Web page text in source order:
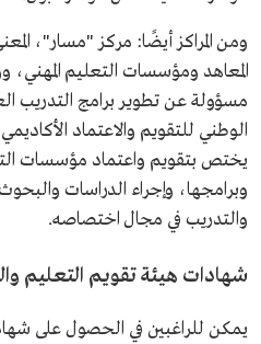
ومن المراكز أيضًا: مركز "مسار"،
المعاهد ومؤسسات التعليم المهني،
مسؤولة عن تطوير برامج التدريب
الوطني للتقويم والاعتماد
يختص بتقويم واعتماد مؤسسات
وبرامجها، وإجراء الدراسات
والتدريب في مجال اختصاصه.
شهادات هيئة تقويم التعليم
يمكن للراغبين في الحصول على